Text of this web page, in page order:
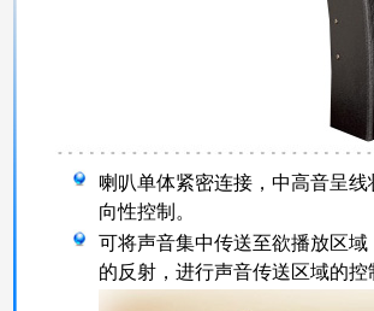
喇叭单体紧密连接，中高音呈
向性控制。
可将声音集中传送至欲播放区
的反射，进行声音传送区域的